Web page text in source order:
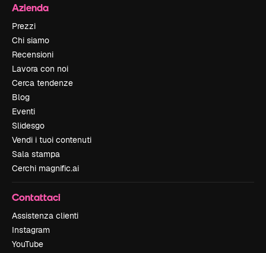
Azienda
Prezzi
Chi siamo
Recensioni
Lavora con noi
Cerca tendenze
Blog
Eventi
Slidesgo
Vendi i tuoi contenuti
Sala stampa
Cerchi magnific.ai
Contattaci
Assistenza clienti
Instagram
YouTube